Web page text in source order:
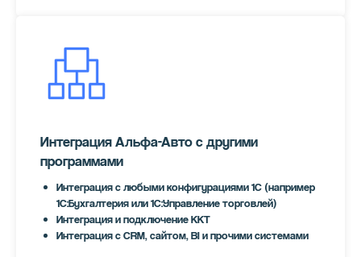
Интеграция Альфа-Авто с другими
программами
Интеграция с любыми конфигурациями 1С (например
1С:Бухгалтерия или 1С:Управление торговлей)
Интеграция и подключение ККТ
Интеграция с CRM, сайтом, BI и прочими системами